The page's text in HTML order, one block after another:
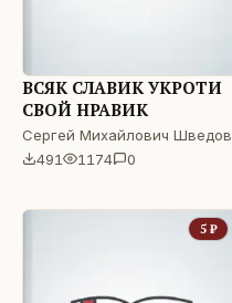
ВСЯК СЛАВИК УКРОТИ
СВОЙ НРАВИК
Сергей Михайлович Шведов
491
1174 0
5 ₽